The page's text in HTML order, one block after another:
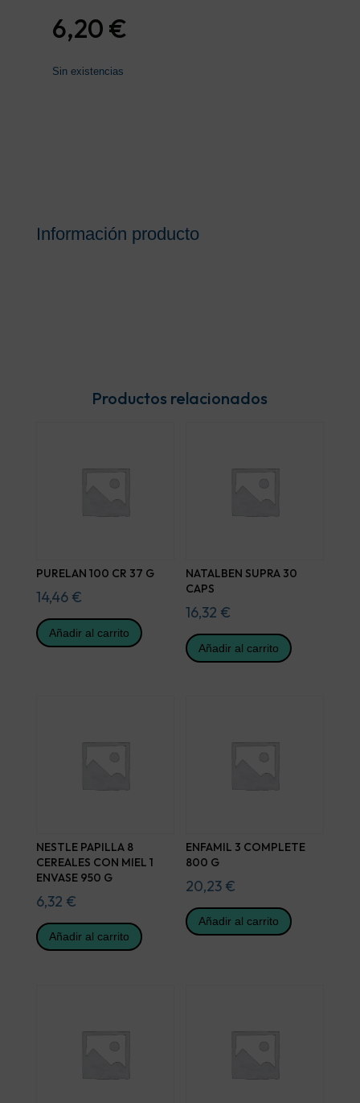
6,20 €
Sin existencias
Información producto
Productos relacionados
PURELAN 100 CR 37 G
14,46 €
Añadir al carrito
NATALBEN SUPRA 30
CAPS
16,32 €
Añadir al carrito
NESTLE PAPILLA 8
CEREALES CON MIEL 1
ENVASE 950 G
6,32 €
Añadir al carrito
ENFAMIL 3 COMPLETE
800 G
20,23 €
Añadir al carrito